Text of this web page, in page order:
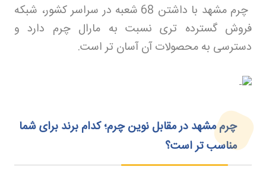
چرم مشهد با داشتن 68 شعبه در سراسر کشور، شبکه
فروش گسترده تری نسبت به مارال چرم دارد و
دسترسی به محصولات آن آسان تر است.
چرم مشهد در مقابل نوین چرم؛ کدام برند برای شما
مناسب تر است؟